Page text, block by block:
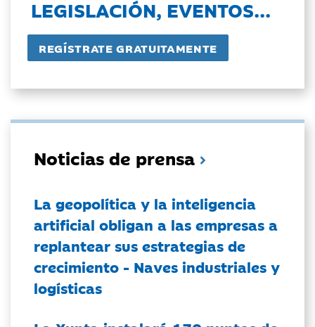
LEGISLACIÓN, EVENTOS...
Noticias de prensa
La geopolítica y la inteligencia
artificial obligan a las empresas a
replantear sus estrategias de
crecimiento - Naves industriales y
logísticas